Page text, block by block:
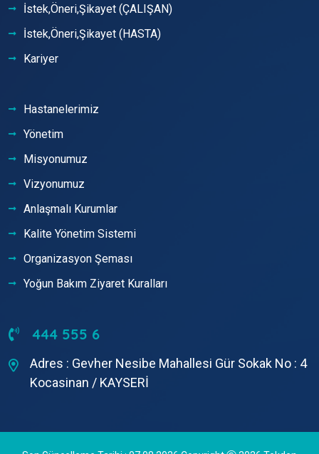
İstek,Öneri,Şikayet (ÇALIŞAN)
İstek,Öneri,Şikayet (HASTA)
Kariyer
Hastanelerimiz
Yönetim
Misyonumuz
Vizyonumuz
Anlaşmalı Kurumlar
Kalite Yönetim Sistemi
Organizasyon Şeması
Yoğun Bakım Ziyaret Kuralları
444 555 6
Adres : Gevher Nesibe Mahallesi Gür Sokak No : 4
Kocasinan / KAYSERİ